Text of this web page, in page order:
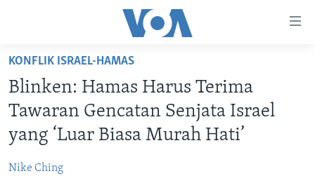
Akses
Lanjut
ke
Konten
Utama
Lanjut
ke
BERANDA
DAFTAR PROGRAM
KONFLIK ISRAEL-HAMAS
Blinken: Hamas Harus Terima
Tawaran Gencatan Senjata Israel
yang ‘Luar Biasa Murah Hati’
Nike Ching